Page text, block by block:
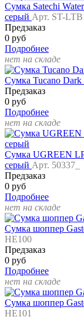
Сумка Satechi
серый Арт. ST-
Предзаказ
0 руб
Подробнее
нет на складе
Сумка Tucano
Предзаказ
0 руб
Подробнее
нет на складе
Сумка UGREEN
серый Арт. 50337_
Предзаказ
0 руб
Подробнее
нет на складе
Сумка шоппер
HE100
Предзаказ
0 руб
Подробнее
нет на складе
Сумка шоппер
HE101